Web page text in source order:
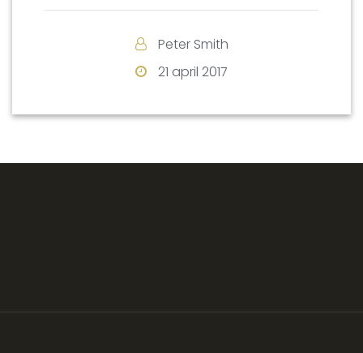
Peter Smith
21 april 2017